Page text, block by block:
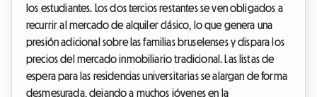
los estudiantes. Los dos tercios restantes se ven obligados a
recurrir al mercado de alquiler clásico, lo que genera una
presión adicional sobre las familias bruselenses y dispara los
precios del mercado inmobiliario tradicional. Las listas de
espera para las residencias universitarias se alargan de forma
desmesurada, dejando a muchos jóvenes en la